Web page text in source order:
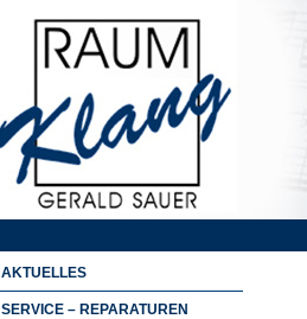
AKTUELLES
SERVICE – REPARATUREN